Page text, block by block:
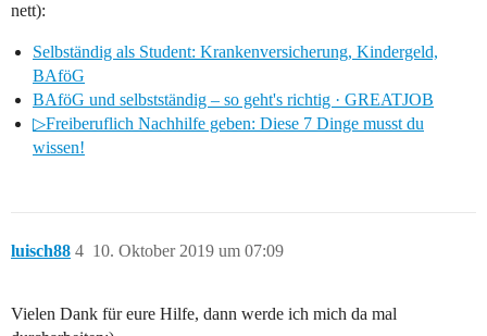
nett):
Selbständig als Student: Krankenversicherung, Kindergeld,
BAföG
BAföG und selbstständig – so geht's richtig · GREATJOB
▷Freiberuflich Nachhilfe geben: Diese 7 Dinge musst du
wissen!
luisch88 10. Oktober 2019 um 07:09
4
Vielen Dank für eure Hilfe, dann werde ich mich da mal